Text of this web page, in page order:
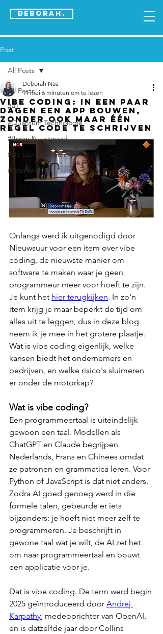
DEBORAH.
Post
All Posts
#AI
#Quantum Technologie
#Bouw & vastgoed
#De toekomst van Werk
#Interviews
All Posts
Vibe coding: in een paar
dagen een app bouwen,
zonder ook maar één
regel code te schrijven
Deborah Nas
11 mei 6 minuten om te lezen
Onlangs werd ik uitgenodigd door
Nieuwsuur voor een item over vibe
coding, de nieuwste manier om
software te maken waar je geen
programmeur meer voor hoeft te zijn.
Je kunt het hier terugkijken. In zo'n
item krijg je maar beperkt de tijd om
alles uit te leggen, dus in deze blog
neem ik je mee in het grotere plaatje.
Wat is vibe coding eigenlijk, welke
kansen biedt het ondernemers en
bedrijven, en welke risico's sluimeren
er onder de motorkap?
Wat is vibe coding?
Een programmeertaal is uiteindelijk
gewoon een taal. Modellen als
ChatGPT en Claude begrijpen
Nederlands, Frans en Chinees omdat
ze patronen en grammatica leren. Voor
Python of JavaScript is dat niet anders.
Zodra AI goed genoeg werd in die
formele talen, gebeurde er iets
bijzonders: je hoeft niet meer zelf te
programmeren. Je beschrijft in
gewone taal wat je wilt, de AI zet het
om naar programmeertaal en bouwt
een applicatie voor je.
Dat is vibe coding. De term werd begin
2025 geïntroduceerd door Andrej
Karpathy, medeoprichter van OpenAI,
en is datzelfde jaar door Collins